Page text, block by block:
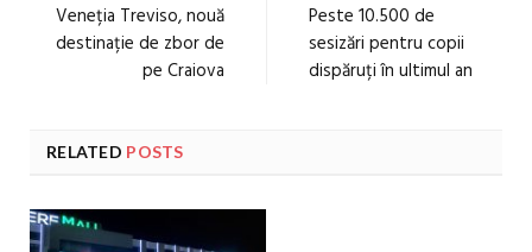
Veneția Treviso, nouă
destinație de zbor de
pe Craiova
Peste 10.500 de
sesizări pentru copii
dispăruți în ultimul an
RELATED POSTS